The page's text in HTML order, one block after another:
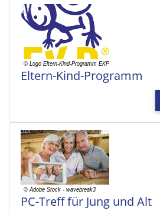
Eltern-Kind-Programm
PC-Treff für Jung und Alt